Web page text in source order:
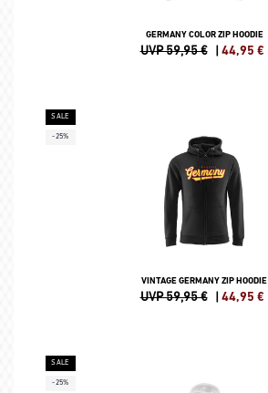
GERMANY COLOR ZIP HOODIE
UVP 59,95 € | 44,95 €
SALE
-25%
VINTAGE GERMANY ZIP HOODIE
UVP 59,95 € | 44,95 €
SALE
-25%